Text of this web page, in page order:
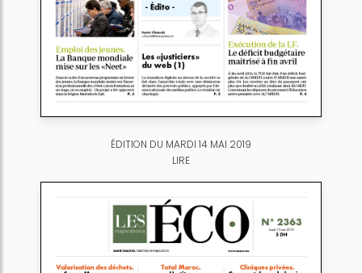
ÉDITION DU MARDI 14 MAI 2019
LIRE